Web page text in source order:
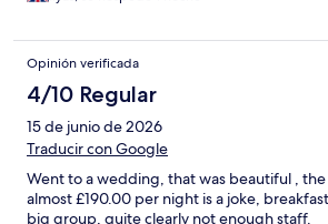
Opinión verificada
4/10 Regular
15 de junio de 2026
Traducir con Google
Went to a wedding, that was beautiful ,
almost £190.00 per night is a joke,
big group, quite clearly not enough staff.